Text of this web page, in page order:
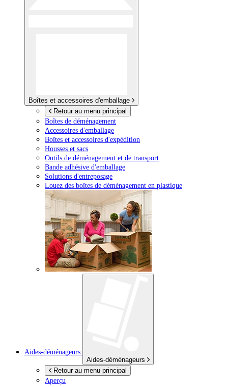
Boîtes et accessoires d'emballage
Retour au menu principal
Boîtes de déménagement
Accessoires d'emballage
Boîtes et accessoires d'expédition
Housses et sacs
Outils de déménagement et de transport
Bande adhésive d'emballage
Solutions d'entreposage
Louez des boîtes de déménagement en plastique
Aides-déménageurs
Aides-déménageurs
Retour au menu principal
Aperçu